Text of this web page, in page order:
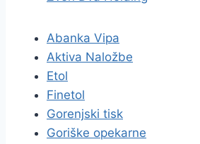
Abanka Vipa
Aktiva Naložbe
Etol
Finetol
Gorenjski tisk
Goriške opekarne